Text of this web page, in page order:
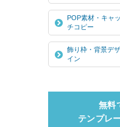
POP素材・キャッ
チコピー
飾り枠・背景デザ
イン
無料
テンプレ